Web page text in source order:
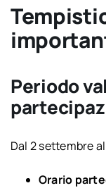
Periodo
Dal 2 settembre
Orario